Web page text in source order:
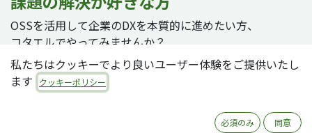
OSSを活用して企業のDXを本質的に進めたい方、
コタエルでやってみませんか？
私たちはクッキーでより良いユーザー体験をご提供いたし
ます
クッキーポリシー
必須のみ 同意